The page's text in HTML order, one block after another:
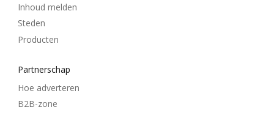
Inhoud melden
Steden
Producten
Partnerschap
Hoe adverteren
B2B-zone